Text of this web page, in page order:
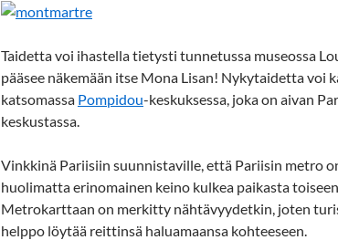
Taidetta voi ihastella tietysti tunnetussa museossa
pääsee näkemään itse Mona Lisan! Nykytaidetta voi
katsomassa Pompidou-keskuksessa, joka on aivan
keskustassa.
Vinkkinä Pariisiin suunnistaville, että Pariisin metro
huolimatta erinomainen keino kulkea paikasta
Metrokarttaan on merkitty nähtävyydetkin, joten
helppo löytää reittinsä haluamaansa kohteeseen.